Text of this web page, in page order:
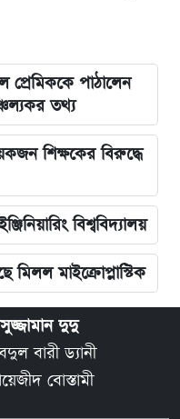
প্রেমিককে পাঠালেন
তথ্য
শিক্ষকের বিরুদ্ধে
বিশ্ববিদ্যালয়
মিলল মাইক্রোপ্লাস্টিক
দুদু
বারী ড্যানী
বোস্তামী